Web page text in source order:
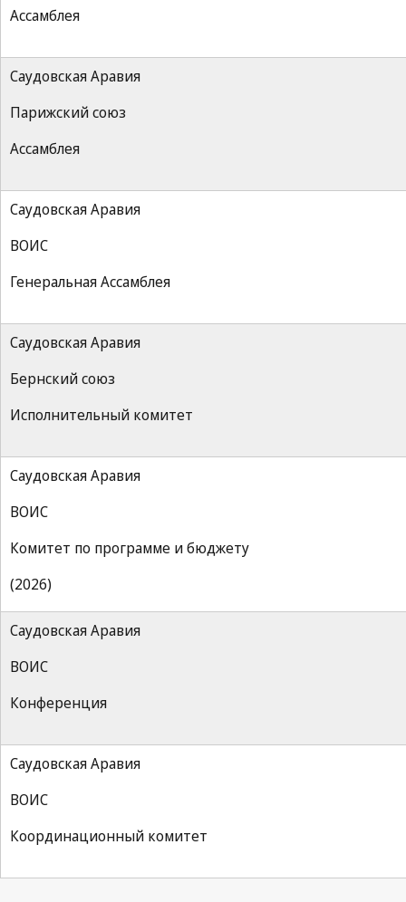
Ассамблея
Саудовская Аравия
Парижский союз
Ассамблея
Саудовская Аравия
ВОИС
Генеральная Ассамблея
Саудовская Аравия
Бернский союз
Исполнительный комитет
Саудовская Аравия
ВОИС
Комитет по программе и бюджету
(2026)
Саудовская Аравия
ВОИС
Конференция
Саудовская Аравия
ВОИС
Координационный комитет